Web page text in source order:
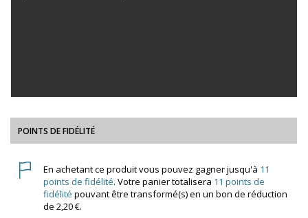
POINTS DE FIDÉLITÉ
En achetant ce produit vous pouvez gagner jusqu'à 11
points de fidélité. Votre panier totalisera 11 points de
fidélité pouvant être transformé(s) en un bon de réduction
de 2,20 €.